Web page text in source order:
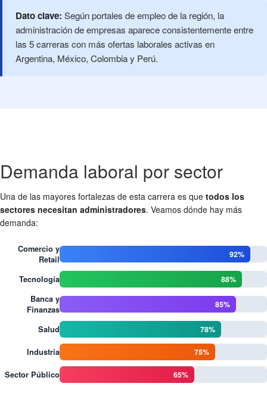
Dato clave: Según portales de empleo de la región, la
administración de empresas aparece consistentemente entre
las 5 carreras con más ofertas laborales activas en
Argentina, México, Colombia y Perú.
Demanda laboral por sector
Una de las mayores fortalezas de esta carrera es que todos los
sectores necesitan administradores. Veamos dónde hay más
demanda:
Comercio y
Retail
92%
Tecnología
88%
Banca y
Finanzas
85%
Salud 78%
Industria 75%
Sector Público 65%